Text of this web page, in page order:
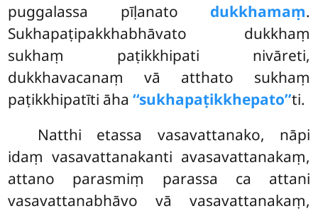
puggalassa pīḷanato dukkhamaṃ.
Sukhapaṭipakkhabhāvato dukkhaṃ
sukhaṃ paṭikkhipati nivāreti,
dukkhavacanaṃ vā atthato sukhaṃ
paṭikkhipatīti āha‘‘sukhapaṭikkhepato’’ti.
Natthi etassa vasavattanako, nāpi
idaṃ vasavattanakanti avasavattanakaṃ,
attano parasmiṃ parassa ca attani
vasavattanabhāvo vā vasavattanakaṃ,